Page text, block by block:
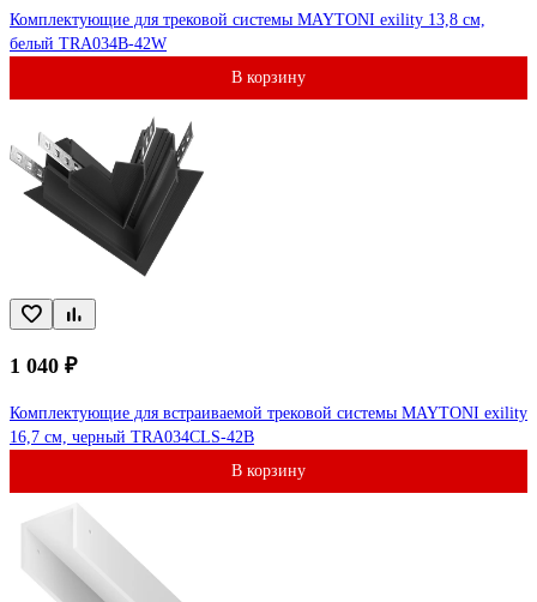
Комплектующие для трековой системы MAYTONI exility 13,8 см,
белый TRA034B-42W
В корзину
1 040 ₽
Комплектующие для встраиваемой трековой системы MAYTONI exility
16,7 см, черный TRA034CLS-42B
В корзину